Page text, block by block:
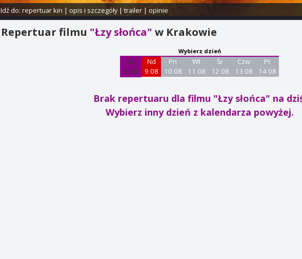
Idź do: repertuar kin | opis i szczegóły|trailer| opinie
Repertuar filmu "Łzy słońca"w Krakowie
Wybierz dzień
Sb
8 08
Nd
9 08
Pn
10 08
Wt
11 08
Śr
12 08
Czw
13 08
Pt
14 08
Brak repertuaru dla filmu "Łzy słońca" na
Wybierz inny dzień z kalendarza powyżej.